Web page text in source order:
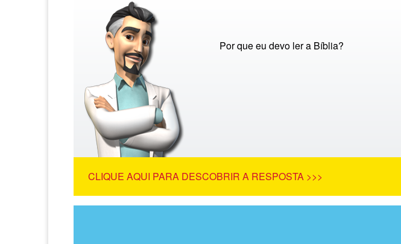
Por que eu devo ler a Bíblia?
CLIQUE AQUI PARA DESCOBRIR A RESPOSTA >>>